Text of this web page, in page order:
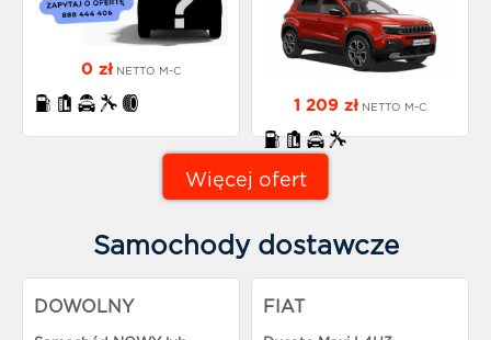
0 zł NETTO M-C
1 209 zł NETTO M-C
Więcej ofert
Samochody dostawcze
DOWOLNY FIAT